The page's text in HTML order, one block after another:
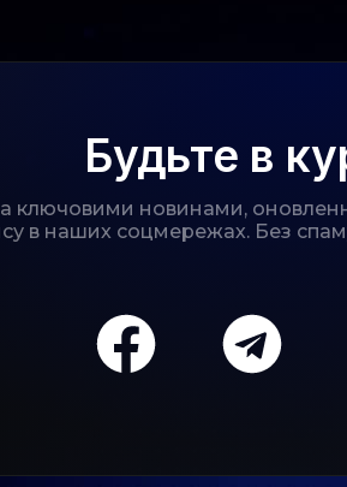
Будьте в
ключовими новинами,
в наших соцмережах. Без